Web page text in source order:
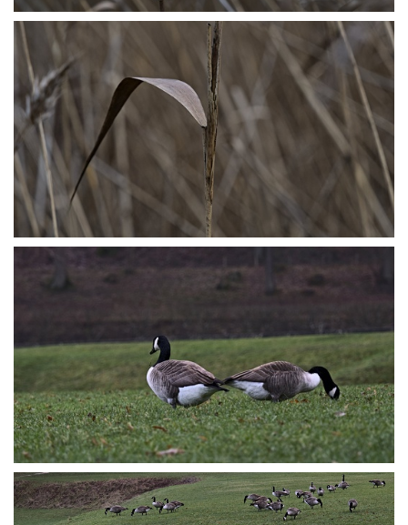
P1045527
P1045536